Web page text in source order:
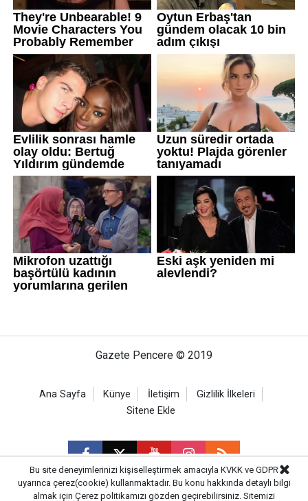
Gazete Pencere © 2019
Ana Sayfa Künye İletişim
Gizlilik İlkeleri
Sitene Ekle
Bu site deneyimlerinizi kişiselleştirmek amacıyla KVKK ve GDPR
uyarınca çerez(cookie) kullanmaktadır. Bu konu hakkında detaylı bilgi
almak için Çerez politikamızı gözden geçirebilirsiniz. Sitemizi